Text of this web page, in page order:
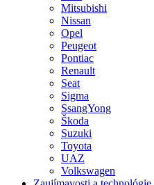
Mitsubishi
Nissan
Opel
Peugeot
Pontiac
Renault
Seat
Sigma
SsangYong
Škoda
Suzuki
Toyota
UAZ
Volkswagen